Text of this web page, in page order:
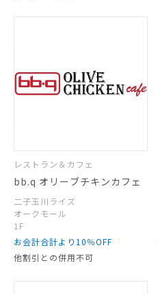
レストラン＆カフェ
bb.q オリーブチキンカフェ
二子玉川ライズ
オークモール
1F
お会計合計より10％OFF
他割引との併用不可